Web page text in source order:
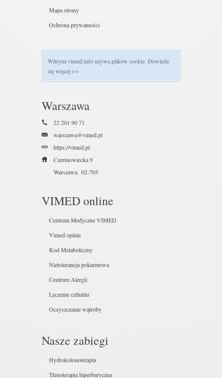
Mapa strony
Ochrona prywatności
Witryna vimed.info używa plików cookie. Dowiedz
się więcej >>
Warszawa
22 201 90 71
warszawa@vimed.pl
https://vimed.pl
Czerniowiecka 9
Warszawa 02-705
VIMED online
Centrum Medyczne VIMED
Vimed opinie
Kod Metaboliczny
Nietolerancja pokarmowa
Centrum Alergii
Leczenie cellulitu
Oczyszczanie wątroby
Nasze zabiegi
Hydrokolonoterapia
Tlenoterapia hiperbaryczna